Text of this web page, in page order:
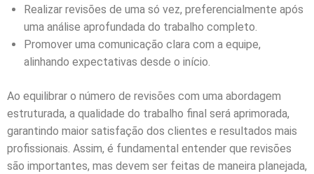
Realizar revisões de uma só vez, preferencialmente após
uma análise aprofundada do trabalho completo.
Promover uma comunicação clara com a equipe,
alinhando expectativas desde o início.
Ao equilibrar o número de revisões com uma abordagem
estruturada, a qualidade do trabalho final será aprimorada,
garantindo maior satisfação dos clientes e resultados mais
profissionais. Assim, é fundamental entender que revisões
são importantes, mas devem ser feitas de maneira planejada,